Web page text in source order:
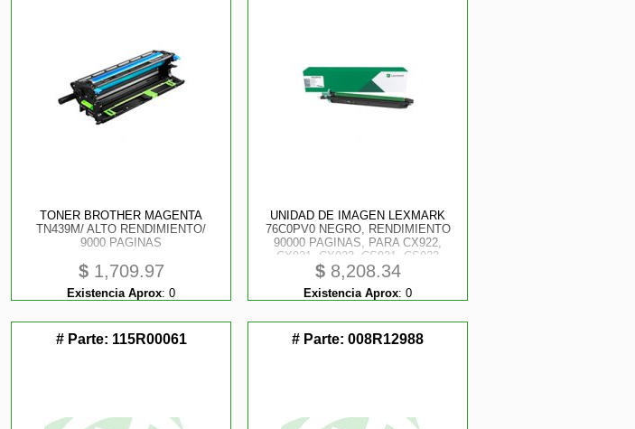
TONER BROTHER MAGENTA
TN439M/ ALTO RENDIMIENTO/
9000 PAGINAS
$1,709.97
Existencia Aprox: 0
UNIDAD DE IMAGEN LEXMARK
76C0PV0 NEGRO, RENDIMIENTO
90000 PAGINAS, PARA CX922,
CX921, CX923, CS921, CS923
$8,208.34
Existencia Aprox: 0
# Parte: 115R00061 # Parte:008R12988